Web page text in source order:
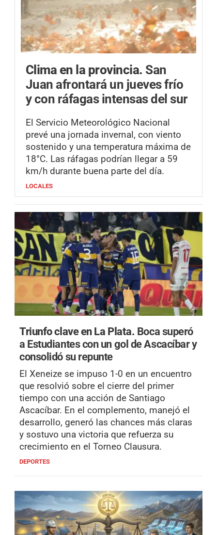
Clima en la provincia. San
Juan afrontará un jueves frío
y con ráfagas intensas del sur
El Servicio Meteorológico Nacional
prevé una jornada invernal, con viento
sostenido y una temperatura máxima de
18°C. Las ráfagas podrían llegar a 59
km/h durante buena parte del día.
LOCALES
Triunfo clave en La Plata. Boca superó
a Estudiantes con un gol de Ascacíbar y
consolidó su repunte
El Xeneize se impuso 1-0 en un encuentro
que resolvió sobre el cierre del primer
tiempo con una acción de Santiago
Ascacíbar. En el complemento, manejó el
desarrollo, generó las chances más claras
y sostuvo una victoria que refuerza su
crecimiento en el Torneo Clausura.
DEPORTES